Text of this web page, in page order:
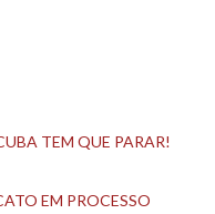
TEM QUE PARAR!
EM PROCESSO